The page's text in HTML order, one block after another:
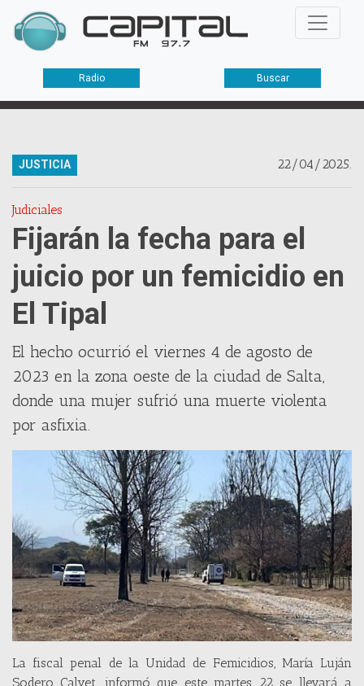
Radio Buscar
22/04/2025.
JUSTICIA
Judiciales
Fijarán la fecha para el
juicio por un femicidio en
El Tipal
El hecho ocurrió el viernes 4 de agosto de
2023 en la zona oeste de la ciudad de Salta,
donde una mujer sufrió una muerte violenta
por asfixia.
La fiscal penal de la Unidad de Femicidios, María Luján
Sodero Calvet, informó que este martes 22 se llevará a